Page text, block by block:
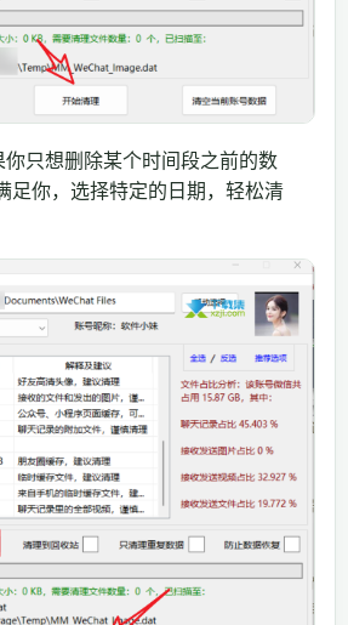
你只想删除某个时间段之前的数
足你，选择特定的日期，轻松清